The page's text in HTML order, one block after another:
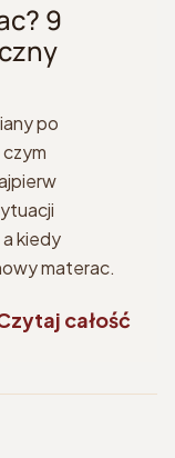
9
po
kiedy
materac.
całość